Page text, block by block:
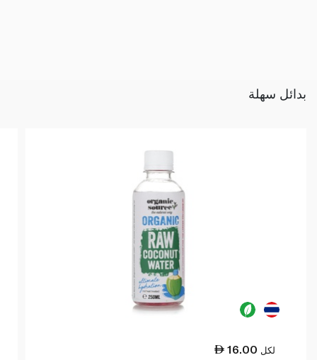
بدائل سهلة
16.00 لكل